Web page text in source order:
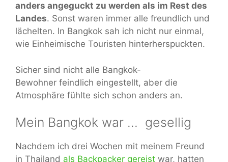
anders angeguckt zu werden als im Rest des
Landes. Sonst waren immer alle freundlich und
lächelten. In Bangkok sah ich nicht nur einmal,
wie Einheimische Touristen hinterherspuckten.
Sicher sind nicht alle Bangkok-
Bewohner feindlich eingestellt, aber die
Atmosphäre fühlte sich schon anders an.
Mein Bangkok war … gesellig
Nachdem ich drei Wochen mit meinem Freund
in Thailand als Backpacker gereist war, hatten